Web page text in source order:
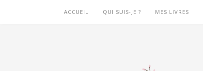
ACCUEIL QUI SUIS-JE ? MES LIVRES